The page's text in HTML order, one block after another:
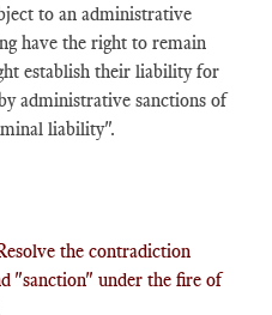
to an administrative
have the right to remain
establish their liability for
administrative sanctions of
liability".
the contradiction
"sanction" under the fire of